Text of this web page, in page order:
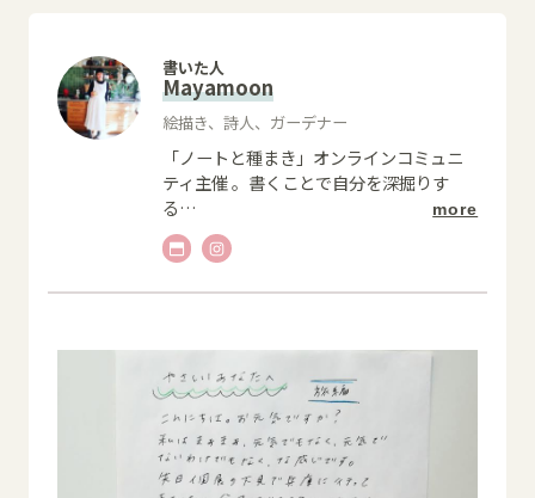
書いた人
Mayamoon
絵描き、詩人、ガーデナー
「ノートと種まき」オンラインコミュニ
ティ主催 。書くことで自分を深掘りす
る… more